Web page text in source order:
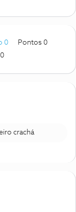
0
Pontos 0
0
crachá